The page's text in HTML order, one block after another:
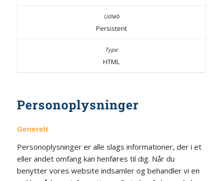
Persistent
HTML
Personoplysninger
Generelt
Personoplysninger er alle slags informationer, der i et
eller andet omfang kan henføres til dig. Når du
benytter vores website indsamler og behandler vi en